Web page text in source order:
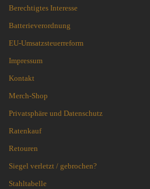
Berechtigtes Interesse
Batterieverordnung
EU-Umsatzsteuerreform
Impressum
Kontakt
Merch-Shop
Privatsphäre und Datenschutz
Ratenkauf
Retouren
Siegel verletzt / gebrochen?
Stahltabelle